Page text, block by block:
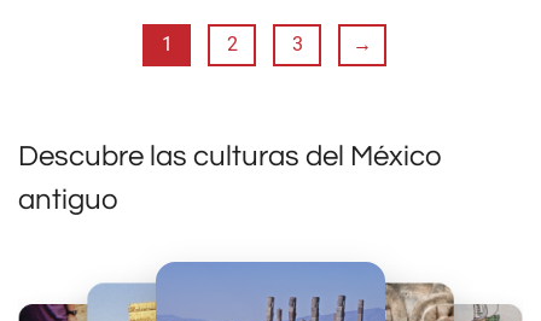
1 2 3 →
Descubre las culturas del México
antiguo